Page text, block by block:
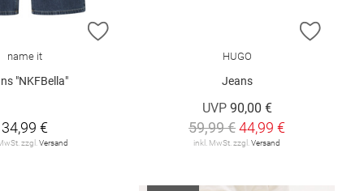
HINZUFÜGEN
name it
"NKFBella"
34,99 €
zzgl.Versand
ZUR
HUGO
Jeans
UVP 90,00 €
59,99 €44,99 €
inkl. MwSt. zzgl.Versand